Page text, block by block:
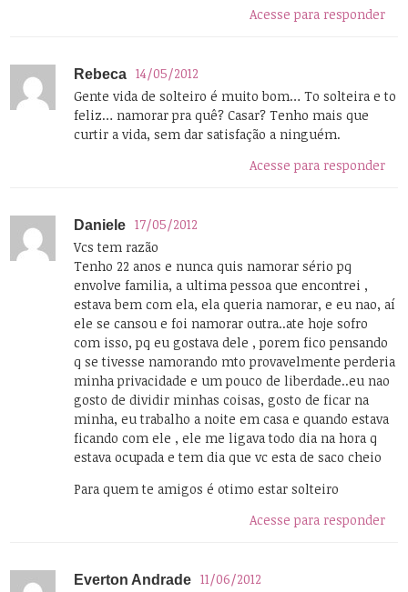
Acesse para responder
Rebeca
14/05/2012
Gente vida de solteiro é muito bom… To solteira e to
feliz… namorar pra quê? Casar? Tenho mais que
curtir a vida, sem dar satisfação a ninguém.
Acesse para responder
Daniele
17/05/2012
Vcs tem razão
Tenho 22 anos e nunca quis namorar sério pq
envolve familia, a ultima pessoa que encontrei ,
estava bem com ela, ela queria namorar, e eu nao, aí
ele se cansou e foi namorar outra..ate hoje sofro
com isso, pq eu gostava dele , porem fico pensando
q se tivesse namorando mto provavelmente perderia
minha privacidade e um pouco de liberdade..eu nao
gosto de dividir minhas coisas, gosto de ficar na
minha, eu trabalho a noite em casa e quando estava
ficando com ele , ele me ligava todo dia na hora q
estava ocupada e tem dia que vc esta de saco cheio
Para quem te amigos é otimo estar solteiro
Acesse para responder
Everton Andrade
11/06/2012